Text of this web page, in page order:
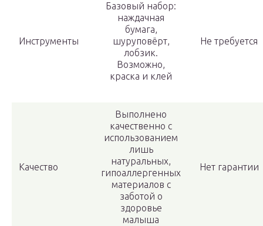
Инструменты
Базовый набор:
наждачная
бумага,
шуруповёрт,
лобзик.
Возможно,
краска и клей
Не требуется
Качество
Выполнено
качественно с
использованием
лишь
натуральных,
гипоаллергенных
материалов с
заботой о
здоровье
малыша
Нет гарантии